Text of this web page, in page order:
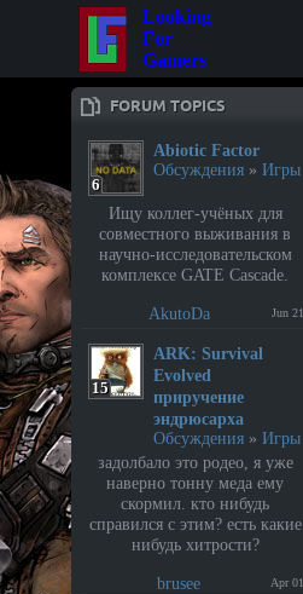
Looking
For
Gamers
FORUM TOPICS
6
Abiotic Factor
Обсуждения » Игры
Ищу коллег-учёных для
совместного выживания в
научно-исследовательском
комплексе GATE Cascade.
AkutoDa Jun 21
15
⁣ARK: Survival
Evolved
приручение
эндрюсарха
Обсуждения » Игры
задолбало это родео, я уже
наверно тонну меда ему
скормил. кто нибудь
справился с этим? есть какие
нибудь хитрости?
brusee Apr 01